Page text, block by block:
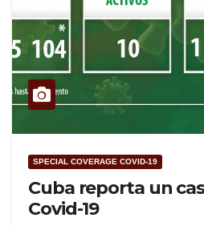
SPECIAL COVERAGE COVID-19
Cuba reporta un
Covid-19